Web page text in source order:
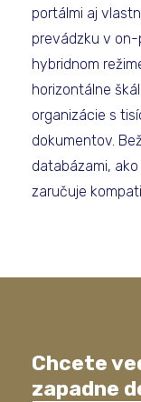
portálmi aj
prevádzku v
hybridnom
horizontálne
organizácie s
dokumentov.
databázami, ako
zaručuje
Chcete
zapadne